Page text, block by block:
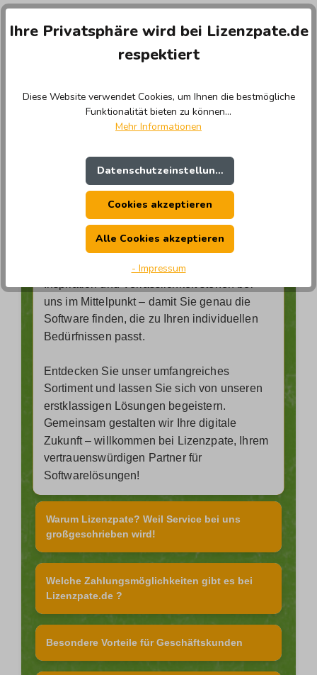
Wir sind nicht nur ein Online-Shop – wir sind
Ihre Experten für Softwarelösungen.
bestens in der vielfältigen Welt der Software
aus und steht Ihnen mit Rat und Tat zur
Bei uns erwarten Sie nicht nur hochwertige
Produkte, sondern ein Einkaufserlebnis, das
Ihre Erwartungen übertrifft. Einfachheit,
uns im Mittelpunkt – damit Sie genau die
Software finden, die zu Ihren individuellen
Bedürfnissen passt.
Entdecken Sie unser umfangreiches
Sortiment und lassen Sie sich von unseren
erstklassigen Lösungen begeistern.
Gemeinsam gestalten wir Ihre digitale
Zukunft – willkommen bei Lizenzpate, Ihrem
vertrauenswürdigen Partner für
Softwarelösungen!
Warum Lizenzpate? Weil Service bei uns
großgeschrieben wird!
Welche Zahlungsmöglichkeiten gibt es bei
Lizenzpate.de ?
Besondere Vorteile für Geschäftskunden
Ihre Privatsphäre wird bei Lizenzpate.de
respektiert
Diese Website verwendet Cookies, um Ihnen die bestmögliche
Funktionalität bieten zu können...
Mehr Informationen
Datenschutzeinstellungen
Cookies akzeptieren
Alle Cookies akzeptieren
- Impressum